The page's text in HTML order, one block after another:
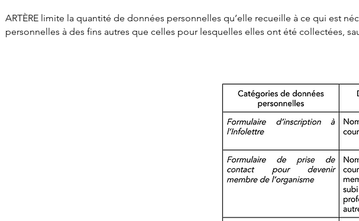
ARTÈRE limite la quantité de données personnelles qu’elle recueille à ce qui est
personnelles à des fins autres que celles pour lesquelles elles ont été collectées,